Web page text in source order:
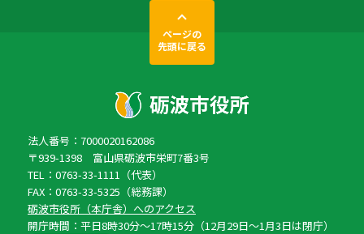
ページの
先頭に戻る
法人番号：7000020162086
〒939-1398 富山県砺波市栄町7番3号
TEL：0763-33-1111（代表）
FAX：0763-33-5325（総務課）
砺波市役所（本庁舎）へのアクセス
開庁時間：平日8時30分〜17時15分（12月29日〜1月3日は閉庁）